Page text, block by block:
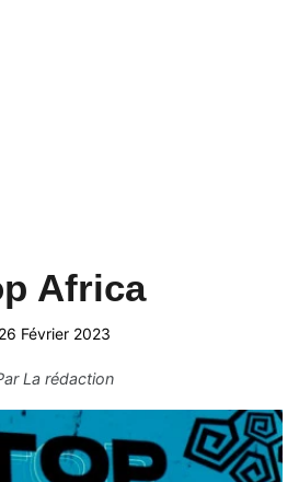
Africa
26 Février 2023
La rédaction